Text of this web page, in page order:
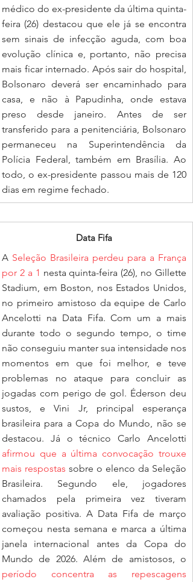
médico do ex-presidente da última quinta-
feira (26) destacou que ele já se encontra
sem sinais de infecção aguda, com boa
evolução clínica e, portanto, não precisa
mais ficar internado. Após sair do hospital,
Bolsonaro deverá ser encaminhado para
casa, e não à Papudinha, onde estava
preso desde janeiro. Antes de ser
transferido para a penitenciária, Bolsonaro
permaneceu na Superintendência da
Polícia Federal, também em Brasília. Ao
todo, o ex-presidente passou mais de 120
dias em regime fechado.
Data Fifa
A Seleção Brasileira perdeu para a França
por 2 a 1 nesta quinta-feira (26), no Gillette
Stadium, em Boston, nos Estados Unidos,
no primeiro amistoso da equipe de Carlo
Ancelotti na Data Fifa. Com um a mais
durante todo o segundo tempo, o time
não conseguiu manter sua intensidade nos
momentos em que foi melhor, e teve
problemas no ataque para concluir as
jogadas com perigo de gol. Éderson deu
sustos, e Vini Jr, principal esperança
brasileira para a Copa do Mundo, não se
afirmou que a última convocação trouxe
mais respostas sobre o elenco da Seleção
Brasileira. Segundo ele, jogadores
chamados pela primeira vez tiveram
avaliação positiva. A Data Fifa de março
começou nesta semana e marca a última
janela internacional antes da Copa do
período concentra as repescagens